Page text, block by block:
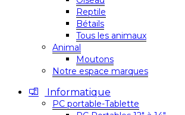
Reptile
Bétails
Tous les animaux
Animal
Moutons
Notre espace marques
Informatique
PC portable-Tablette